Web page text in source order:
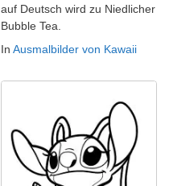
auf Deutsch wird zu Niedlicher
Bubble Tea.
In Ausmalbilder von Kawaii